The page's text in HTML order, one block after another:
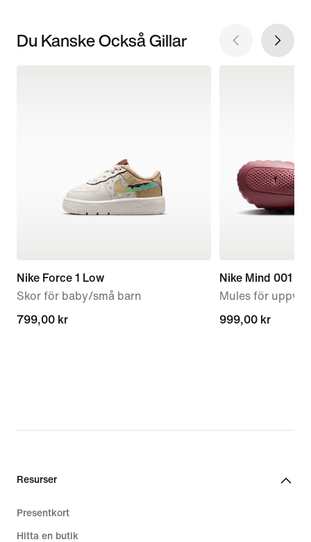
Du Kanske Också Gillar
Nike Force 1 Low
Skor för baby/små barn
799,00 kr
799,00 kr
Nike Mind 001
Mules för
999,00 kr
999,00 kr
Resurser
Presentkort
Hitta en butik